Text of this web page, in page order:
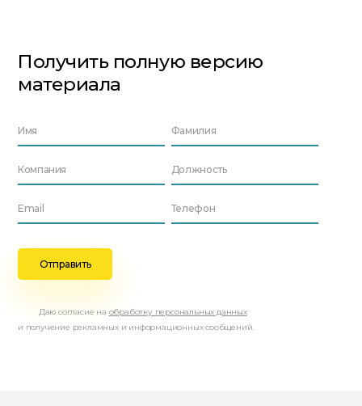
Получить полную версию
материала
Даю согласие на обработку персональных данных
и получение рекламных и информационных сообщений.